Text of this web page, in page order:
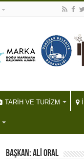
TARİH VE TURİZM
BAŞKAN: ALİ ORAL